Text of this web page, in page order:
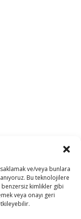
ve/veya bunlara
Bu teknolojilere
benzersiz kimlikler gibi
veya onayı geri